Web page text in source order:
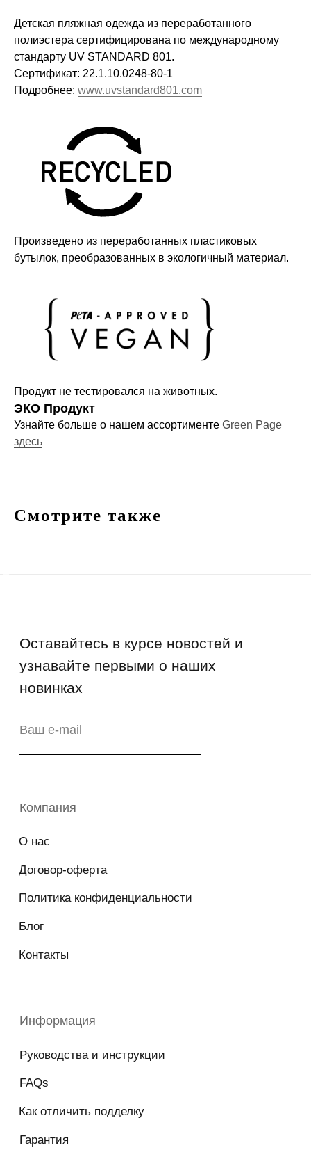
Детская пляжная одежда из переработанного
полиэстера сертифицирована по международному
стандарту UV STANDARD 801.
Сертификат: 22.1.10.0248-80-1
Подробнее: www.uvstandard801.com
Произведено из переработанных пластиковых
бутылок, преобразованных в экологичный материал.
Продукт не тестировался на животных.
ЭКО Продукт
Узнайте больше о нашем ассортименте Green Page
здесь
Смотрите также
Оставайтесь в курсе новостей и
узнавайте первыми о наших
Договор-оферта
Политика конфиденциальности
Контакты
№83312 от 19.01.2018 года
Гарантия